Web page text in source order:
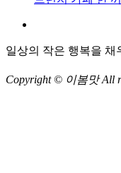
일상의 작은 행복을
Copyright © 이봄맛 All